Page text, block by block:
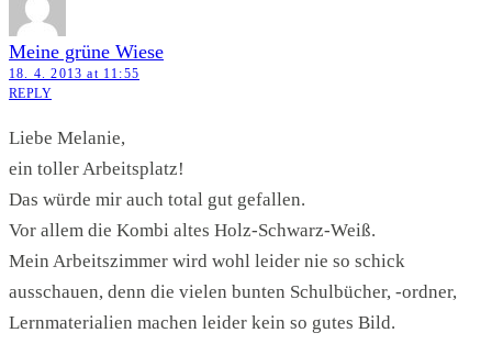
Meine grüne Wiese
18. 4. 2013 at 11:55
REPLY
Liebe Melanie,
ein toller Arbeitsplatz!
Das würde mir auch total gut gefallen.
Vor allem die Kombi altes Holz-Schwarz-Weiß.
Mein Arbeitszimmer wird wohl leider nie so schick
ausschauen, denn die vielen bunten Schulbücher, -ordner,
Lernmaterialien machen leider kein so gutes Bild.